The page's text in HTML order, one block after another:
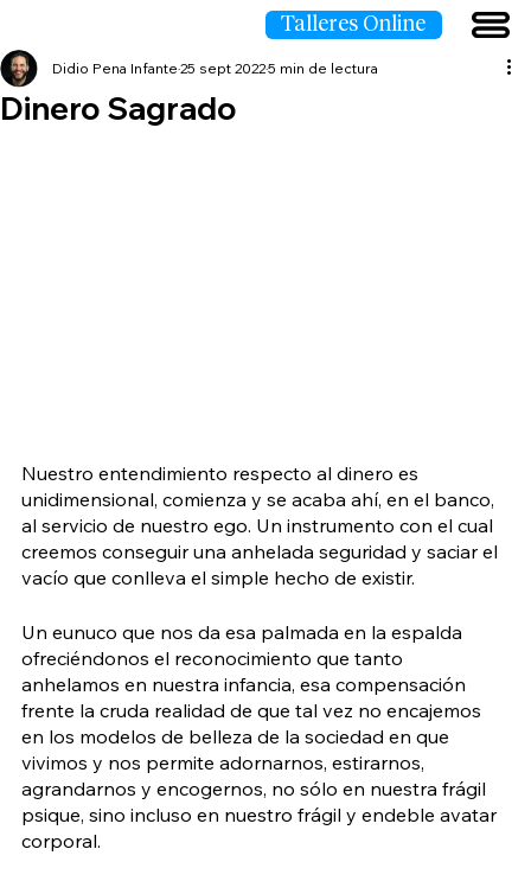
Talleres Online
Dinero Sagrado
Didio Pena Infante 25 sept 20225 min de lectura
Nuestro entendimiento respecto al dinero es
unidimensional, comienza y se acaba ahí, en el banco,
al servicio de nuestro ego. Un instrumento con el cual
creemos conseguir una anhelada seguridad y saciar el
vacío que conlleva el simple hecho de existir.
Un eunuco que nos da esa palmada en la espalda
ofreciéndonos el reconocimiento que tanto
anhelamos en nuestra infancia, esa compensación
frente la cruda realidad de que tal vez no encajemos
en los modelos de belleza de la sociedad en que
vivimos y nos permite adornarnos, estirarnos,
agrandarnos y encogernos, no sólo en nuestra frágil
psique, sino incluso en nuestro frágil y endeble avatar
corporal.